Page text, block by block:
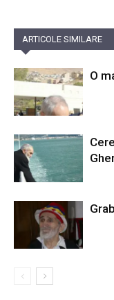
ARTICOLE SIMILARE
O